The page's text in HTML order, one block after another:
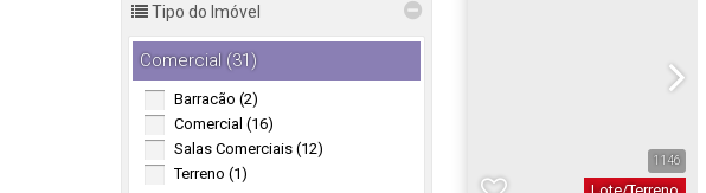
Tipo do Imóvel
Comercial (31)
Barracão (2)
Comercial (16)
Salas Comerciais (12)
Terreno (1)
1146